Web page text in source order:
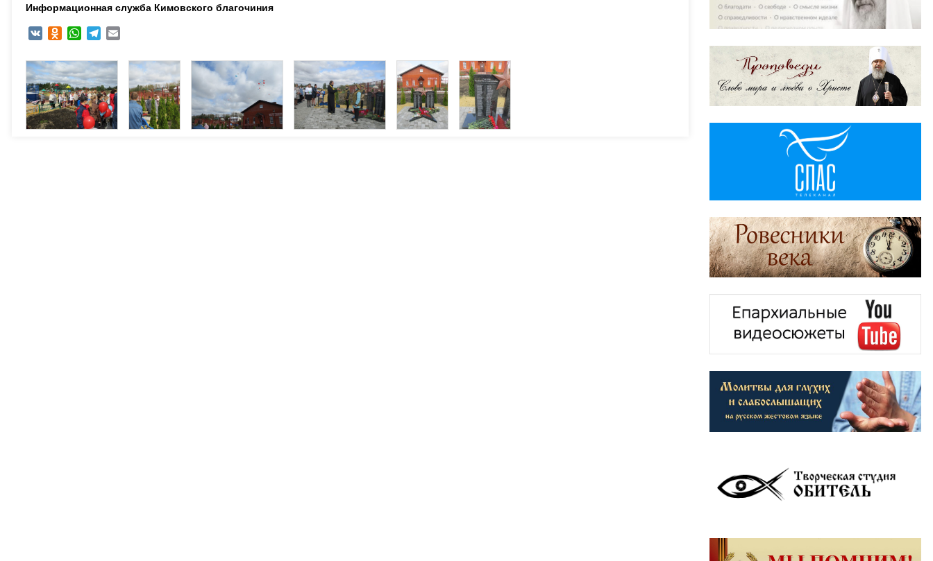
Информационная служба Кимовского благочиния
VK Odnoklassniki
WhatsAppTelegram